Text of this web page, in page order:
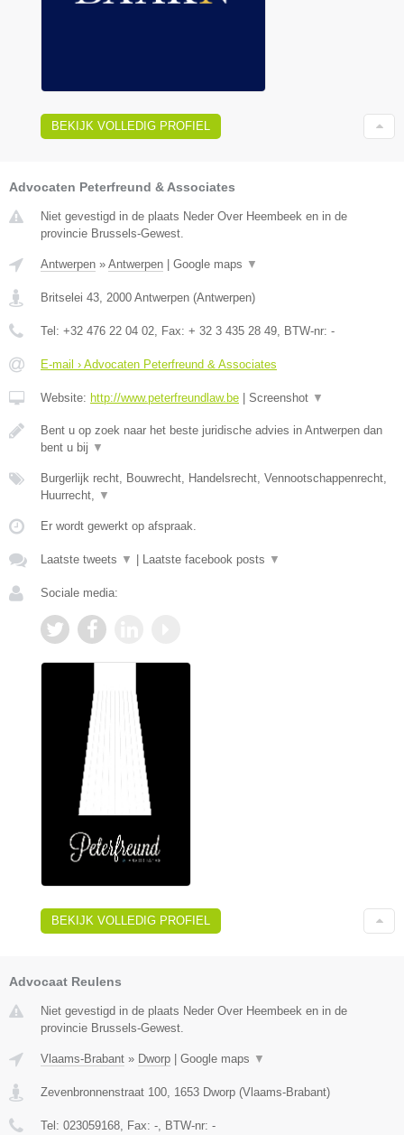
BEKIJK VOLLEDIG PROFIEL
Advocaten Peterfreund & Associates
Niet gevestigd in de plaats Neder Over Heembeek en in de
provincie Brussels-Gewest.
Antwerpen » Antwerpen Google maps ▼
Britselei 43 2000 Antwerpen (Antwerpen)
Tel: +32 476 22 04 02 , Fax: + 32 3 435 28 49 , BTW-nr: -
E-mail › Advocaten Peterfreund & Associates
Website: http://www.peterfreundlaw.be Screenshot ▼
Bent u op zoek naar het beste juridische advies in Antwerpen dan
bent u bij ▼
Burgerlijk recht, Bouwrecht, Handelsrecht, Vennootschappenrecht,
Huurrecht,
▼
Er wordt gewerkt op afspraak.
Laatste tweets ▼ Laatste facebook posts ▼
Sociale media:
BEKIJK VOLLEDIG PROFIEL
Advocaat Reulens
Niet gevestigd in de plaats Neder Over Heembeek en in de
provincie Brussels-Gewest.
Vlaams-Brabant » Dworp Google maps ▼
Zevenbronnenstraat 100 1653 Dworp (Vlaams-Brabant)
Tel: 023059168 , Fax: - , BTW-nr: -